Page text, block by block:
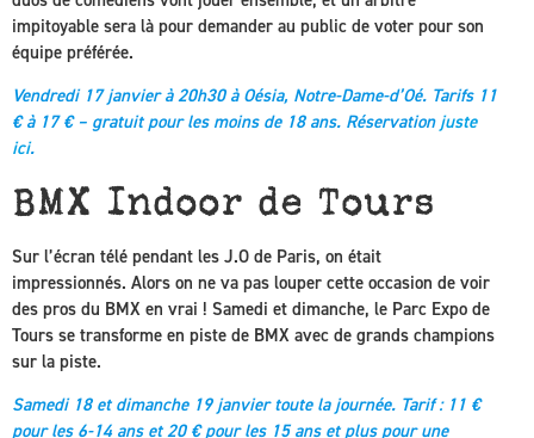
impitoyable sera là pour demander au public de voter pour son
équipe préférée.
Vendredi 17 janvier à 20h30 à Oésia, Notre-Dame-d’Oé. Tarifs 11
€ à 17 € – gratuit pour les moins de 18 ans. Réservationjuste
ici.
BMX Indoor de Tours
Sur l’écran télé pendant les J.O de Paris, on était
impressionnés. Alors on ne va pas louper cette occasion de voir
des pros du BMX en vrai ! Samedi et dimanche, le Parc Expo de
Tours se transforme en piste de BMX avec de grands champions
sur la piste.
Samedi 18 et dimanche 19 janvier toute la journée. Tarif : 11 €
pour les 6-14 ans et 20 € pour les 15 ans et plus pour une